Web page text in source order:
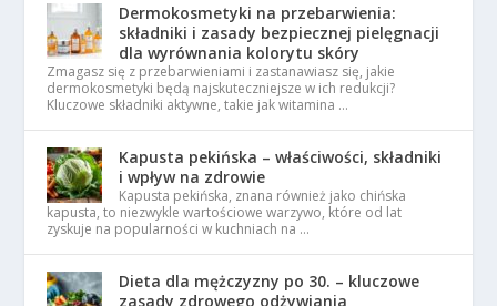
Dermokosmetyki na przebarwienia:
składniki i zasady bezpiecznej pielęgnacji
dla wyrównania kolorytu skóry
Zmagasz się z przebarwieniami i zastanawiasz się, jakie
dermokosmetyki będą najskuteczniejsze w ich redukcji?
Kluczowe składniki aktywne, takie jak witamina …
Kapusta pekińska – właściwości, składniki
i wpływ na zdrowie
Kapusta pekińska, znana również jako chińska
kapusta, to niezwykle wartościowe warzywo, które od lat
zyskuje na popularności w kuchniach na …
Dieta dla mężczyzny po 30. – kluczowe
zasady zdrowego odżywiania